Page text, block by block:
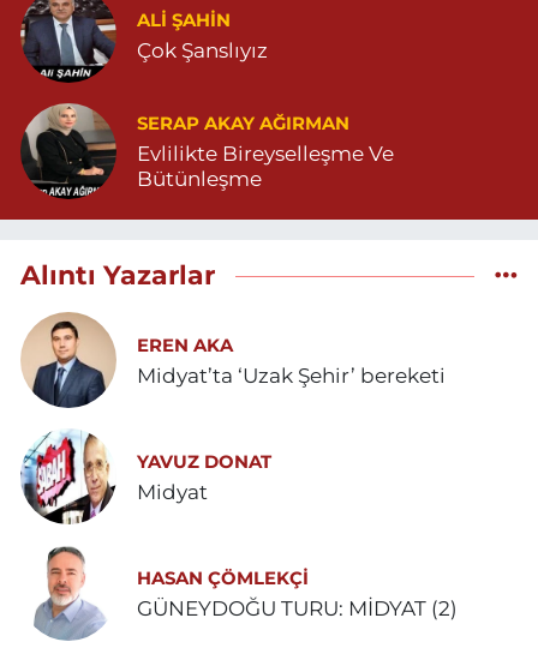
ALI ŞAHİN
Çok Şanslıyız
SERAP AKAY AĞIRMAN
Evlilikte Bireyselleşme Ve
Bütünleşme
Alıntı Yazarlar
EREN AKA
Midyat’ta ‘Uzak Şehir’ bereketi
YAVUZ DONAT
Midyat
HASAN ÇÖMLEKÇİ
GÜNEYDOĞU TURU: MİDYAT (2)